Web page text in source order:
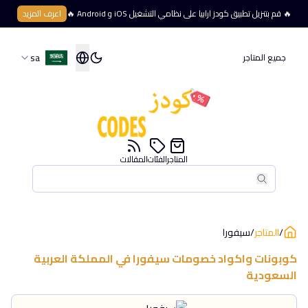
🔥 قم بتنزيل تطبيق كودز ارابيا على نظامي التشغيل iOS و Android 🔥 اعرف المزيد
جميع المتاجر sa
بحث
بحث
المتاجرالفئاتالمقالات
/المتاجر/سيفورا
كوبونات واكواد خصوماتسيفورافيالمملكة العربية
السعودية